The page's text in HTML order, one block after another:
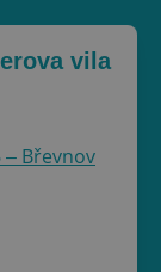
vila
‒ Břevnov